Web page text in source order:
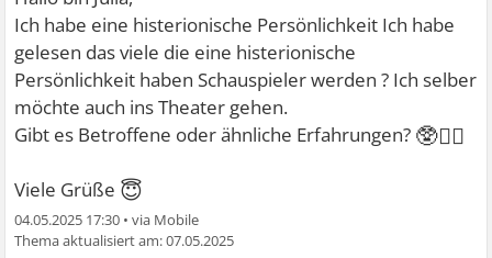
Ich habe eine histerionische Persönlichkeit Ich habe
gelesen das viele die eine histerionische
Persönlichkeit haben Schauspieler werden ? Ich selber
möchte auch ins Theater gehen.
Gibt es Betroffene oder ähnliche Erfahrungen? 🥸🧚‍♀
Viele Grüße 😇
04.05.2025 17:30 •
07.05.2025